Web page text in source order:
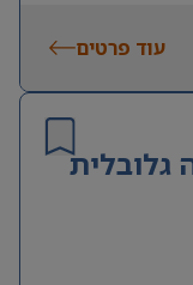
לחודש וחצי –
עוד פרטים
גלובלית